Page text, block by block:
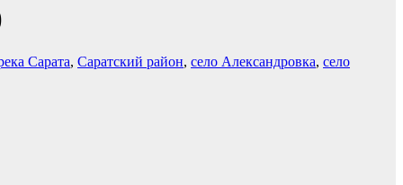
Сарата, Саратский район, село Александровка, село